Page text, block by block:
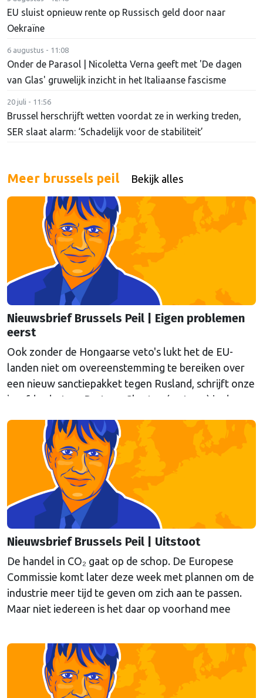
EU sluist opnieuw rente op Russisch geld door naar
Oekraïne
6 augustus - 11:08
Onder de Parasol | Nicoletta Verna geeft met 'De dagen
van Glas' gruwelijk inzicht in het Italiaanse fascisme
20 juli - 11:56
Brussel herschrijft wetten voordat ze in werking treden,
SER slaat alarm: ‘Schadelijk voor de stabiliteit’
Meer brussels peil Bekijk alles
Nieuwsbrief Brussels Peil | Eigen problemen
eerst
Ook zonder de Hongaarse veto's lukt het de EU-
landen niet om overeenstemming te bereiken over
een nieuw sanctiepakket tegen Rusland, schrijft onze
hoofdredacteur Bert van Slooten (cartoon) in de
Nieuwsbrief Brussels Peil | Uitstoot
De handel in CO₂ gaat op de schop. De Europese
Commissie komt later deze week met plannen om de
industrie meer tijd te geven om zich aan te passen.
Maar niet iedereen is het daar op voorhand mee